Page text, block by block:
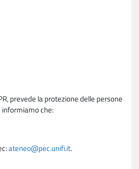
prevede la protezione delle persone
informiamo che:
ateneo@pec.unifi.it.